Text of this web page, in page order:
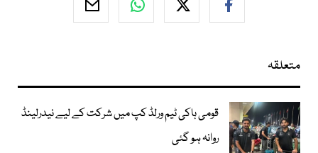
متعلقہ
قومی ہاکی ٹیم ورلڈ کپ میں شرکت کے لیے نیدرلینڈ
روانہ ہو گئی